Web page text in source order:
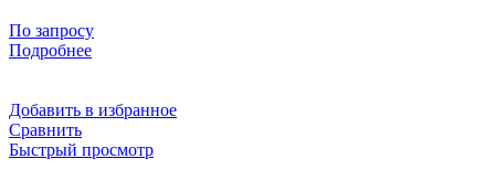
По запросу
Подробнее
Добавить в избранное
Сравнить
Быстрый просмотр